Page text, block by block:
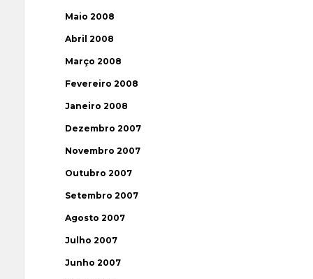
Maio 2008
Abril 2008
Março 2008
Fevereiro 2008
Janeiro 2008
Dezembro 2007
Novembro 2007
Outubro 2007
Setembro 2007
Agosto 2007
Julho 2007
Junho 2007